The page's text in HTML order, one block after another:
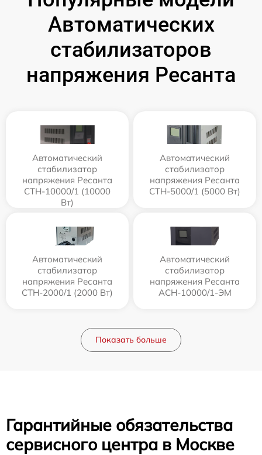
Автоматических
стабилизаторов
напряжения Ресанта
Автоматический
стабилизатор
напряжения Ресанта
СТН-10000/1 (10000
Вт)
Автоматический
стабилизатор
напряжения Ресанта
СТН-5000/1 (5000 Вт)
Автоматический
стабилизатор
напряжения Ресанта
СТН-2000/1 (2000 Вт)
Автоматический
стабилизатор
напряжения Ресанта
АСН-10000/1-ЭМ
Показать больше
Гарантийные обязательства
сервисного центра в Москве